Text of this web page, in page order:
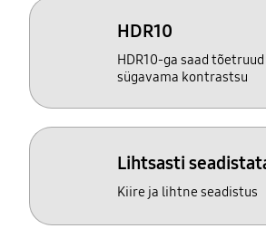
HDR10
HDR10-ga saad
sügavama kontrastsu
Lihtsasti
Kiire ja lihtne seadistus